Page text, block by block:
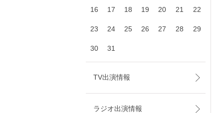
16 17 18 19 20 21 22
23 24 25 26 27 28 29
30 31
TV出演情報
ラジオ出演情報